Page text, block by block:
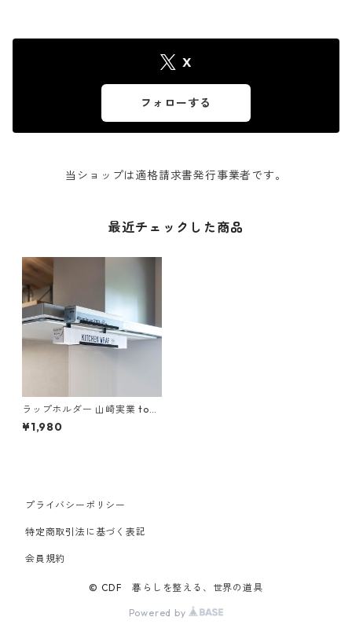
X
フォローする
当ショップは適格請求書発行事業者です。
最近チェックした商品
ラップホルダー 山崎実業 tow
er タワー レンジフード横ラッ
プ収納 ブラック
¥1,980
プライバシーポリシー
特定商取引法に基づく表記
会員規約
© CDF 暮らしを整える、世界の道具
Powered by